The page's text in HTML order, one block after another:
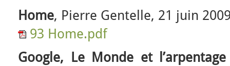
Home, Pierre Gentelle, 21 juin
93 Home.pdf
Google, Le Monde et